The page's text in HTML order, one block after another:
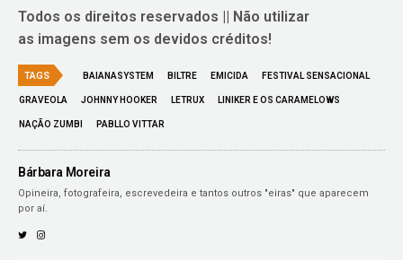
Todos os direitos reservados || Não utilizar
as imagens sem os devidos créditos!
TAGS BAIANASYSTEM BILTRE EMICIDA FESTIVAL SENSACIONAL
GRAVEOLA JOHNNY HOOKER LETRUX LINIKER E OS CARAMELOWS
NAÇÃO ZUMBI PABLLO VITTAR
Bárbara Moreira
Opineira, fotografeira, escrevedeira e tantos outros "eiras" que aparecem
por aí.